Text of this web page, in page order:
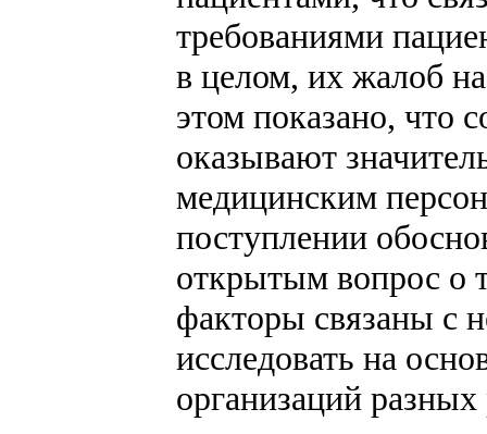
требованиями
в целом, их жалоб
этом показано, что
оказывают
медицинским
поступлении
открытым вопрос о
факторы связаны с
исследовать на
организаций разных